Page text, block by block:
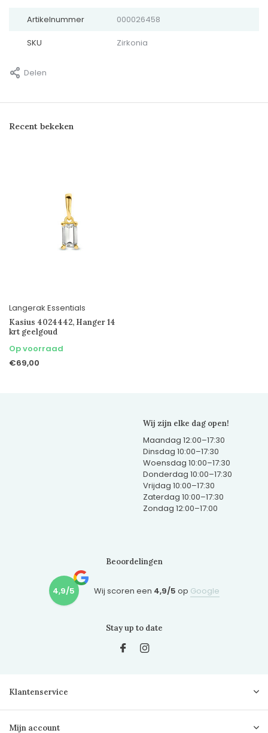
Artikelnummer 000026458
SKU Zirkonia
Delen
Recent bekeken
Langerak Essentials
Kasius 4024442, Hanger 14
krt geelgoud
Op voorraad
€69,00
Wij zijn elke dag open!
Maandag 12:00–17:30
Dinsdag 10:00–17:30
Woensdag 10:00–17:30
Donderdag 10:00–17:30
Vrijdag 10:00–17:30
Zaterdag 10:00–17:30
Zondag 12:00–17:00
Beoordelingen
4,9/5 Wij scoren een 4,9/5 op Google
Stay up to date
Klantenservice
Mijn account